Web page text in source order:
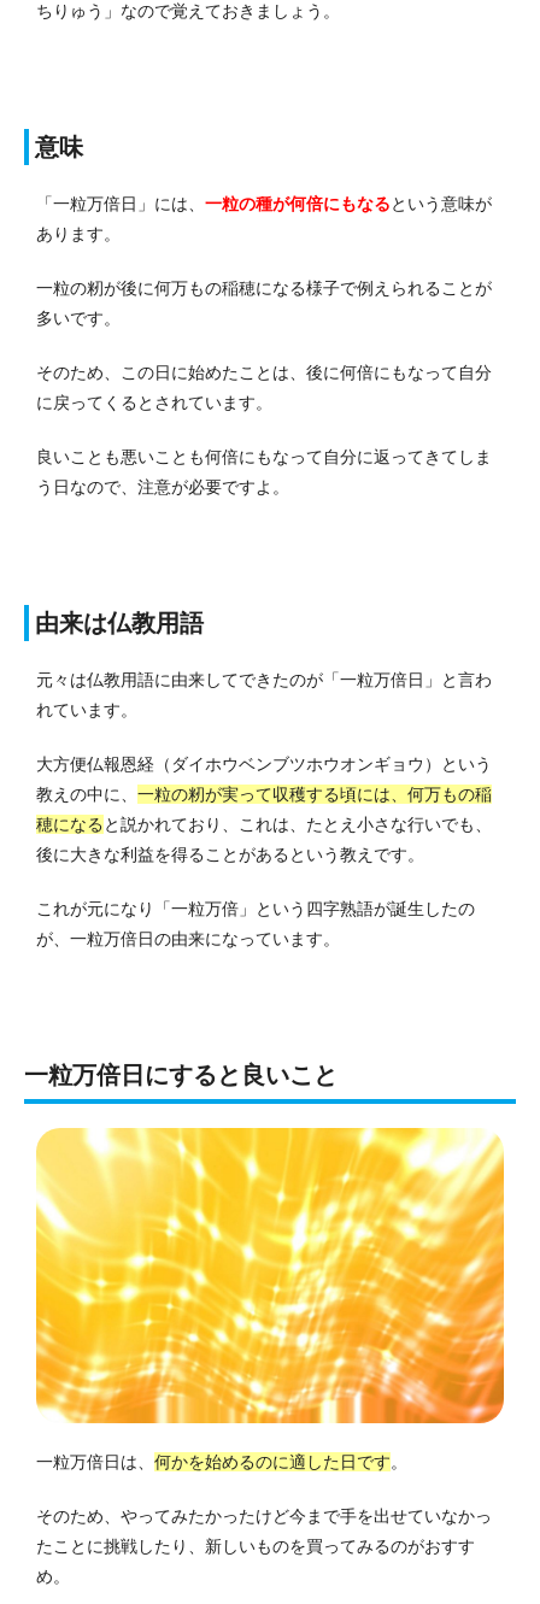
ちりゅう」なので覚えておきましょう。
意味
「一粒万倍日」には、 一粒の種が何倍にもなるという意味が
あります。
一粒の籾が後に何万もの稲穂になる様子で例えられることが
多いです。
そのため、この日に始めたことは、後に何倍にもなって自分
に戻ってくるとされています。
良いことも悪いことも何倍にもなって自分に返ってきてしま
う日なので、注意が必要ですよ。
由来は仏教用語
元々は仏教用語に由来してできたのが「一粒万倍日」と言わ
れています。
大方便仏報恩経（ダイホウベンブツホウオンギョウ）という
教えの中に、 一粒の籾が実って収穫する頃には、何万もの稲
穂になる と説かれており、これは、たとえ小さな行いでも、
後に大きな利益を得ることがあるという教えです。
これが元になり「一粒万倍」という四字熟語が誕生したの
が、一粒万倍日の由来になっています。
一粒万倍日にすると良いこと
一粒万倍日は、 何かを始めるのに適した日です。
そのため、やってみたかったけど今まで手を出せていなかっ
たことに挑戦したり、新しいものを買ってみるのがおすす
め。